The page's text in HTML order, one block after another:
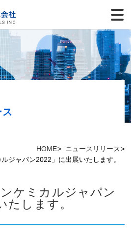
HOME
ニュースリリース
ジャパン2022」に出展いたします。
ンケミカルジャパン
たします。